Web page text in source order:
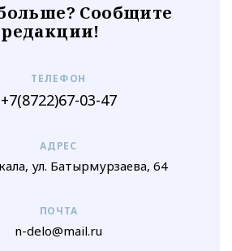
Сообщите
редакции!
ТЕЛЕФОН
+7(8722)67-03-47
АДРЕС
ул. Батырмурзаева, 64
ПОЧТА
n-delo@mail.ru